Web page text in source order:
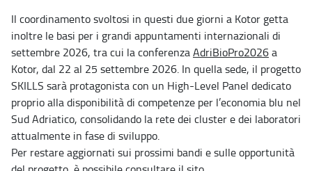
Il coordinamento svoltosi in questi due giorni a Kotor getta
inoltre le basi per i grandi appuntamenti internazionali di
settembre 2026, tra cui la conferenzaAdriBioPro2026a
Kotor, dal 22 al 25 settembre 2026. In quella sede, il progetto
SKILLS sarà protagonista con un High-Level Panel dedicato
proprio alla disponibilità di competenze per l’economia blu nel
Sud Adriatico, consolidando la rete dei cluster e dei laboratori
attualmente in fase di sviluppo.
Per restare aggiornati sui prossimi bandi e sulle opportunità